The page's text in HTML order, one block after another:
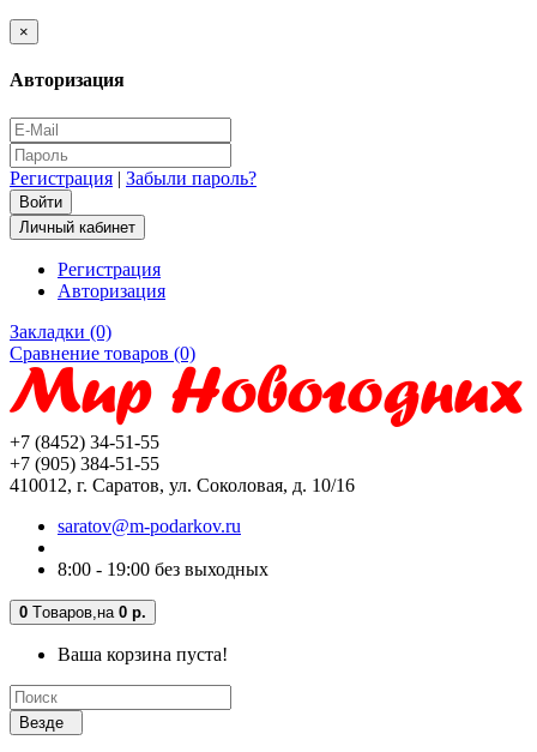
×
Авторизация
Регистрация | Забыли пароль?
Личный кабинет
Регистрация
Авторизация
Закладки (0)
Сравнение товаров (0)
+7 (8452) 34-51-55
+7 (905) 384-51-55
410012, г. Саратов, ул. Соколовая, д. 10/16
saratov@m-podarkov.ru
8:00 - 19:00 без выходных
0 Tоваров, на 0 р.
Ваша корзина пуста!
Везде